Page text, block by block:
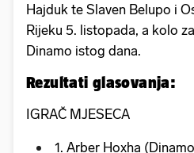
Hajduk te Slaven Belupo i
Rijeku 5. listopada, a kolo
Dinamo istog dana.
Rezultati glasovanja:
IGRAČ MJESECA
1. Arber Hoxha